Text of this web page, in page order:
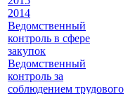
2014
Ведомственный
контроль в сфере
закупок
Ведомственный
контроль за
соблюдением трудового